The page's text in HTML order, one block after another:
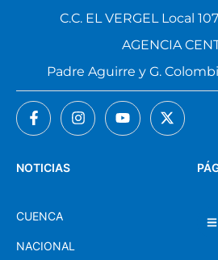
NOTICIAS
CUENCA
NACIONAL
C.C. EL VERGEL Local
AGENCIA
Padre Aguirre y G.